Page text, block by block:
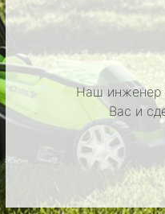
Наш инженер
Вас и